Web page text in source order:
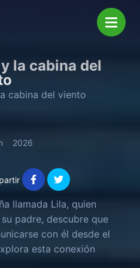
la cabina del
cabina del viento
2026
llamada Lila, quien
padre, descubre que
con él desde el
esta conexión